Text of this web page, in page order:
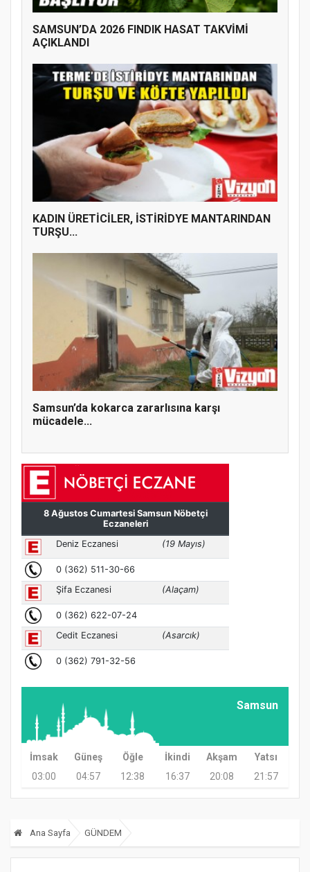
SAMSUN’DA 2026 FINDIK HASAT TAKVİMİ
AÇIKLANDI
KADIN ÜRETİCİLER, İSTİRİDYE MANTARINDAN
TURŞU...
Samsun’da kokarca zararlısına karşı
mücadele...
Samsun
İmsak Güneş Öğle İkindi Akşam
Yatsı
03:00
04:57 12:38 16:37 20:08 21:57
Ana Sayfa GÜNDEM